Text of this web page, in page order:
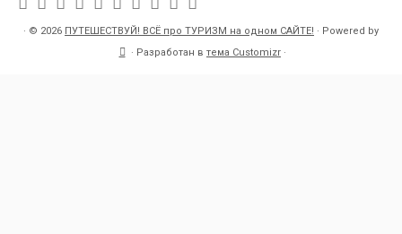
· © 2026 ПУТЕШЕСТВУЙ! ВСЁ про ТУРИЗМ на одном САЙТЕ! · Powered by
· Разработан в тема Customizr ·